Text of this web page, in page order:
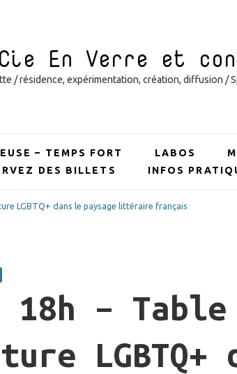
En Verre et
/ résidence, expérimentation, création, diffusion /
– TEMPS FORT LABOS
DES BILLETS INFOS
LGBTQ+ dans le paysage littéraire français
– Table
LGBTQ+